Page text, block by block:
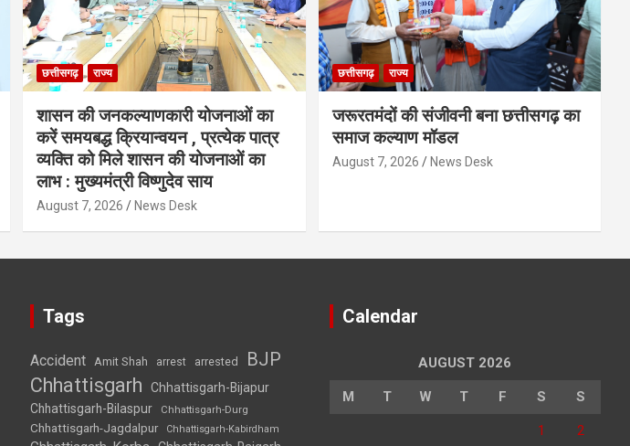
छत्तीसगढ़ राज्य
शासन की जनकल्याणकारी योजनाओं का
करें समयबद्ध क्रियान्वयन , प्रत्येक पात्र
व्यक्ति को मिले शासन की योजनाओं का
लाभ : मुख्यमंत्री विष्णुदेव साय
August 7, 2026 News Desk
छत्तीसगढ़ राज्य
जरूरतमंदों की संजीवनी बना छत्तीसगढ़ का
समाज कल्याण मॉडल
August 7, 2026 News Desk
Tags
Accident Amit Shah arrest arrested BJP
Chhattisgarh
Chhattisgarh-Bijapur
Chhattisgarh-Bilaspur
Chhattisgarh-Durg
Chhattisgarh-Jagdalpur Chhattisgarh-Kabirdham
Calendar
AUGUST 2026
M T W T F S S
1 2